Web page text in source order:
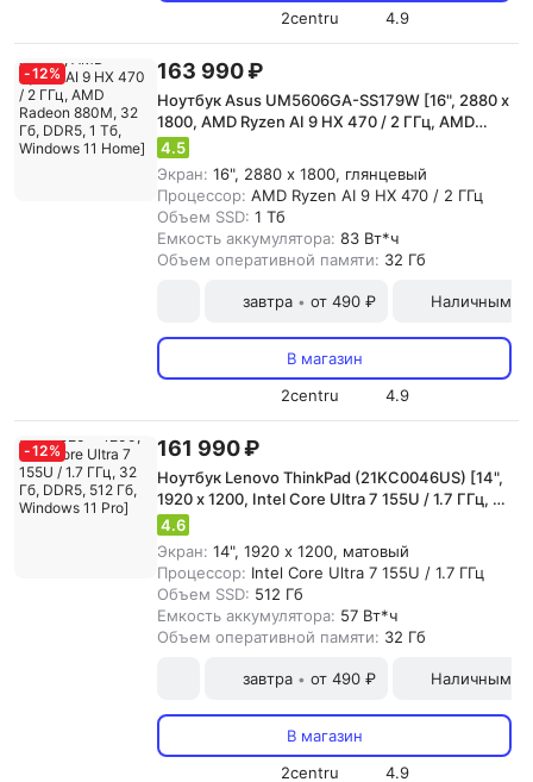
2centru
4.9
-12% 163 990 ₽
Ноутбук Asus UM5606GA-SS179W [16", 2880 x
1800, AMD Ryzen AI 9 HX 470 / 2 ГГц, AMD
Radeon 880M, 32 Гб, DDR5, 1 Тб, Windows 11
Home]
4.5
Экран: 16", 2880 x 1800, глянцевый
Процессор: AMD Ryzen AI 9 HX 470 / 2 ГГц
Объем SSD: 1 Тб
Емкость аккумулятора: 83 Вт*ч
Объем оперативной памяти: 32 Гб
завтра • от 490 ₽ Наличными
В магазин
2centru
4.9
-12% 161 990 ₽
Ноутбук Lenovo ThinkPad (21KC0046US) [14",
1920 x 1200, Intel Core Ultra 7 155U / 1.7 ГГц, 32
Гб, DDR5, 512 Гб, Windows 11 Pro]
4.6
Экран: 14", 1920 x 1200, матовый
Процессор: Intel Core Ultra 7 155U / 1.7 ГГц
Объем SSD: 512 Гб
Емкость аккумулятора: 57 Вт*ч
Объем оперативной памяти: 32 Гб
завтра • от 490 ₽ Наличными
В магазин
2centru
4.9